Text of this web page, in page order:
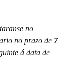
no
no prazo de7
á data de